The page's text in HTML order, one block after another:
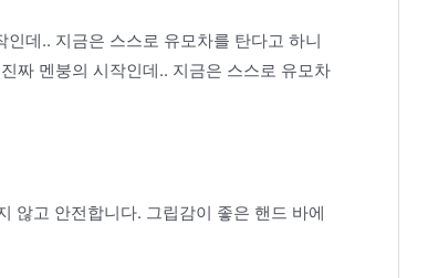
데.. 지금은 스스로 유모차를 탄다고 하니
짜 멘붕의 시작인데.. 지금은 스스로 유모차
않고 안전합니다. 그립감이 좋은 핸드 바에